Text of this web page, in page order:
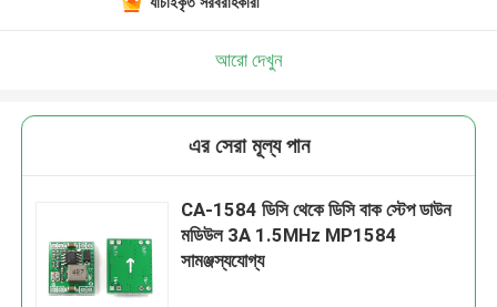
একটি বার্তা রেখে যান
আমরা শীঘ্রই আপনাকে আবার কল করব!
আরো দেখুন
এর সেরা মূল্য পান
CA-1584 ডিসি থেকে ডিসি বাক স্টেপ ডাউন
মডিউল 3A 1.5MHz MP1584
সামঞ্জস্যযোগ্য